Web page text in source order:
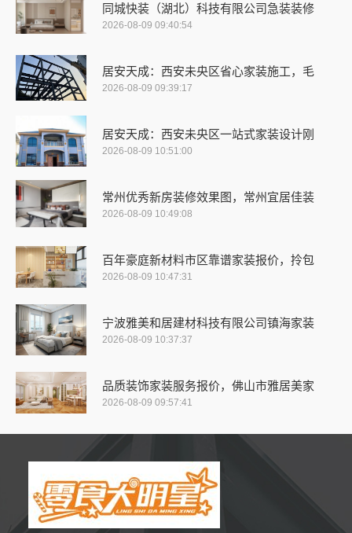
同城快装（湖北）科技有限公司急装装修
2026-08-09 09:40:54
居安天成：西安未央区省心家装施工，毛
2026-08-09 09:39:17
居安天成：西安未央区一站式家装设计刚
2026-08-09 10:51:00
常州优秀新房装修效果图，常州宜居佳装
2026-08-09 10:49:08
百年豪庭新材料市区靠谱家装报价，拎包
2026-08-09 10:47:31
宁波雅美和居建材科技有限公司镇海家装
2026-08-09 10:37:37
品质装饰家装服务报价，佛山市雅居美家
2026-08-09 09:57:41